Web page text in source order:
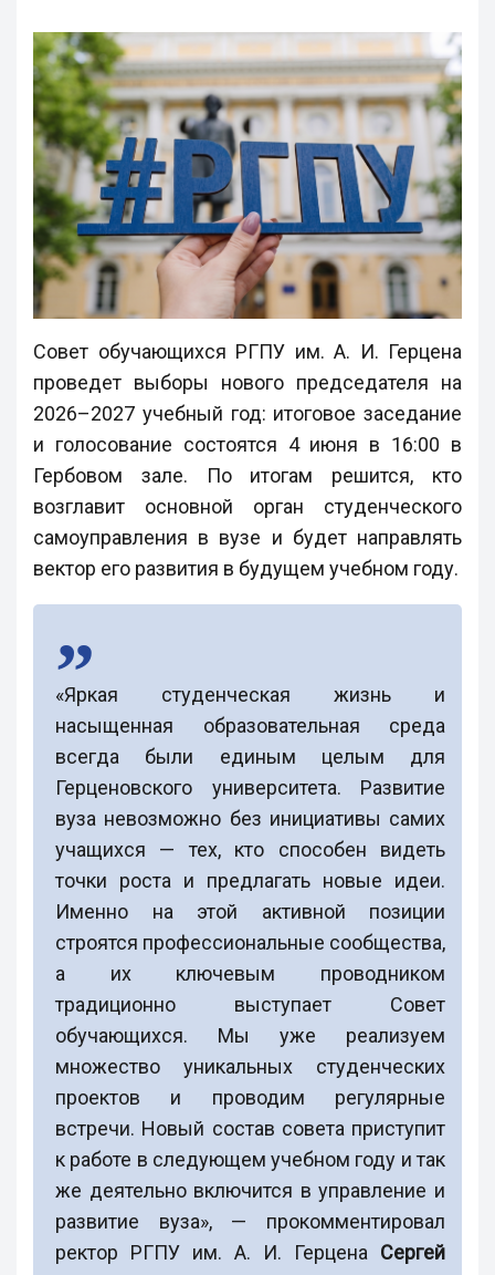
Совет обучающихся РГПУ им. А. И. Герцена
проведет выборы нового председателя на
2026–2027 учебный год: итоговое заседание
и голосование состоятся 4 июня в 16:00 в
Гербовом зале. По итогам решится, кто
возглавит основной орган студенческого
самоуправления в вузе и будет направлять
вектор его развития в будущем учебном году.
«Яркая студенческая жизнь и
насыщенная образовательная среда
всегда были единым целым для
Герценовского университета. Развитие
вуза невозможно без инициативы самих
учащихся — тех, кто способен видеть
точки роста и предлагать новые идеи.
Именно на этой активной позиции
строятся профессиональные сообщества,
а их ключевым проводником
традиционно выступает Совет
обучающихся. Мы уже реализуем
множество уникальных студенческих
проектов и проводим регулярные
встречи. Новый состав совета приступит
к работе в следующем учебном году и так
же деятельно включится в управление и
развитие вуза», — прокомментировал
ректор РГПУ им. А. И. Герцена Сергей